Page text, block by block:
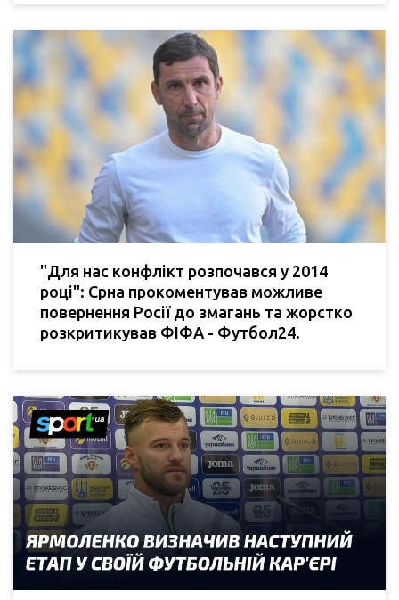
"Для нас конфлікт розпочався у 2014
році": Срна прокоментував можливе
повернення Росії до змагань та жорстко
розкритикував ФІФА - Футбол24.